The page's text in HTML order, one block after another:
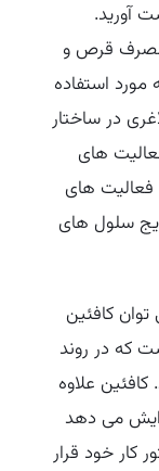
آورید.
قرص و
استفاده
در ساختار
های
فعالیت‌ های
سلول‌ های
کافئین
که در روند
علاوه
می‌ دهد
کار خود قرار